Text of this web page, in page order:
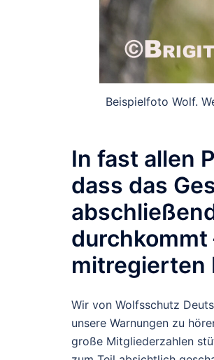
Beispielfoto Wolf.
In fast allen
dass das
durchkommt
mitregierten
Wir von Wolfsschutz
unsere Warnungen zu
große Mitgliederzahlen